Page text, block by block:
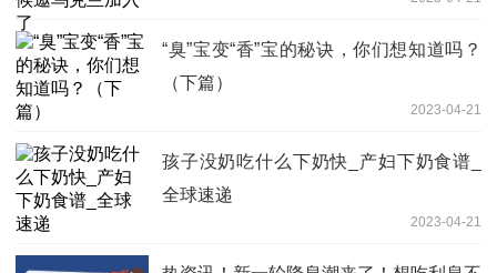
“臭”宝变“香”宝的秘诀，你们想知道吗？
（下篇）
2023-04-21
孩子没奶吃什么下奶快_产妇下奶食谱_
全球速递
2023-04-21